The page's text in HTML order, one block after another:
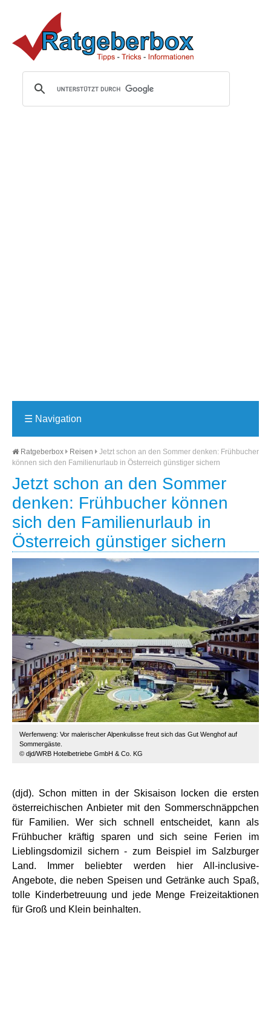
☰ Navigation
Ratgeberbox Reisen
Jetzt schon an den Sommer denken: Frühbucher
können sich den Familienurlaub in Österreich günstiger sichern
Jetzt schon an den Sommer
denken: Frühbucher können
sich den Familienurlaub in
Österreich günstiger sichern
Werfenweng: Vor malerischer Alpenkulisse freut sich das Gut Wenghof auf
Sommergäste.
© djd/WRB Hotelbetriebe GmbH & Co. KG
(djd). Schon mitten in der Skisaison locken die ersten
österreichischen Anbieter mit den Sommerschnäppchen
für Familien. Wer sich schnell entscheidet, kann als
Frühbucher kräftig sparen und sich seine Ferien im
Lieblingsdomizil sichern - zum Beispiel im Salzburger
Land. Immer beliebter werden hier All-inclusive-
Angebote, die neben Speisen und Getränke auch Spaß,
tolle Kinderbetreuung und jede Menge Freizeitaktionen
für Groß und Klein beinhalten.